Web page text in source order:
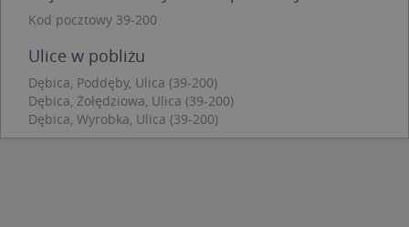
Kod pocztowy 39-200
Ulice w pobliżu
Dębica, Poddęby, Ulica (39-200)
Dębica, Żołędziowa, Ulica (39-200)
Dębica, Wyrobka, Ulica (39-200)
Niezbędne pliki cookie umożliwiają korzystanie z
jak logowanie użytkownika i zarządzanie kontem.
Bez niezbędnych plików cookie nie można
prawidłowo korzystać ze strony internetowej.
Nazwa
Provider
Domena